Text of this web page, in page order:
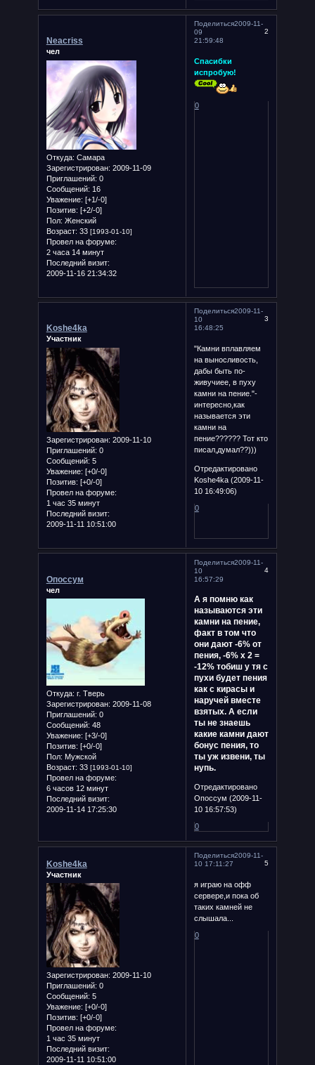
Поделиться
2
2009-11-
09
21:59:48
Neacriss
чел
Откуда: Самара
Зарегистрирован: 2009-11-09
Приглашений: 0
Сообщений: 16
Уважение: [+1/-0]
Позитив: [+2/-0]
Пол: Женский
Возраст: 33 [1993-01-10]
Провел на форуме:
2 часа 14 минут
Последний визит:
2009-11-16 21:34:32
Спасибки
испробую!
0
Поделиться
3
2009-11-
10
16:48:25
Koshe4ka
Участник
Зарегистрирован: 2009-11-10
Приглашений: 0
Сообщений: 5
Уважение: [+0/-0]
Позитив: [+0/-0]
Провел на форуме:
1 час 35 минут
Последний визит:
2009-11-11 10:51:00
"Камни вплавляем
на выносливость,
дабы быть по-
живучиее, в пуху
камни на пение."-
интересно,как
называется эти
камни на
пение?????? Тот кто
писал,думал??)))
Отредактировано
Koshe4ka (2009-11-
10 16:49:06)
0
Поделиться
4
2009-11-
10
16:57:29
Опоссум
чел
Откуда: г. Тверь
Зарегистрирован: 2009-11-08
Приглашений: 0
Сообщений: 48
Уважение: [+3/-0]
Позитив: [+0/-0]
Пол: Мужской
Возраст: 33 [1993-01-10]
Провел на форуме:
6 часов 12 минут
Последний визит:
2009-11-14 17:25:30
А я помню как
называются эти
камни на пение,
факт в том что
они дают -6% от
пения, -6% х 2 =
-12% тобиш у тя с
пухи будет пения
как с кирасы и
наручей вместе
взятых. А если
ты не знаешь
какие камни дают
бонус пения, то
ты уж извени, ты
нупь.
Отредактировано
Опоссум (2009-11-
10 16:57:53)
0
Поделиться
5
2009-11-
10 17:11:27
Koshe4ka
Участник
Зарегистрирован: 2009-11-10
Приглашений: 0
Сообщений: 5
Уважение: [+0/-0]
Позитив: [+0/-0]
Провел на форуме:
1 час 35 минут
Последний визит:
2009-11-11 10:51:00
я играю на офф
сервере,и пока об
таких камней не
слышала...
0